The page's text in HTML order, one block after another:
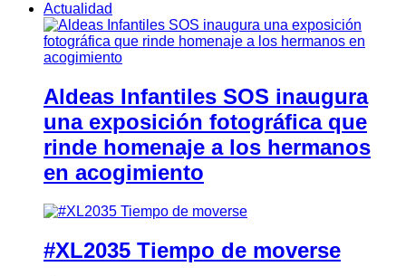
Actualidad
Aldeas Infantiles SOS inaugura
una exposición fotográfica que
rinde homenaje a los hermanos
en acogimiento
#XL2035 Tiempo de moverse